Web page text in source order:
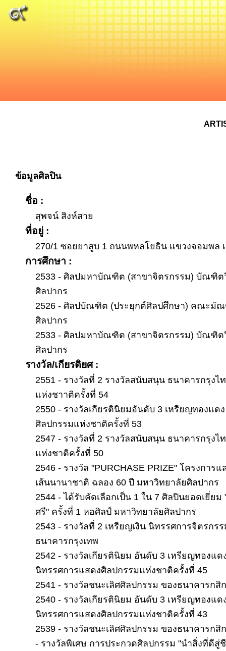
ข้อมูลศิลปิน
ชื่อ :
สุพจน์ สิงห์สาย
ที่อยู่ :
270/1 ซอยยาสูบ 1 ถนนพหลโยธิน แขวงจอมพล
การศึกษา :
2533 - ศิลปมหาบัณฑิต (สาขาจิตรกรรม) บัณฑิต
ศิลปากร
2526 - ศิลปบัณฑิต (ประยุกต์ศิลปศึกษา) คณะมั
ศิลปากร
2533 - ศิลปมหาบัณฑิต (สาขาจิตรกรรม) บัณฑิต
ศิลปากร
รางวัล/เกียรติยศ :
2551 - รางวัลที่ 2 รางวัลสนับสนุน ธนาคารกรุง
แห่งชาาติครั้งที่ 54
2550 - รางวัลเกียรตินิยมอันดับ 3 เหรียญทองแด
ศิลปกรรมแห่งชาติครั้งที่ 53
2547 - รางวัลที่ 2 รางวัลสนับสนุน ธนาคารกรุง
แห่งชาติครั้งที่ 50
2546 - รางวัล "PURCHASE PRIZE" โครงการ
เส้นนานาชาติ ฉลอง 60 ปี มหาวิทยาลัยศิลปากร
2544 - ได้รับคัดเลือกเป็น 1 ใน 7 ศิลปินยอดเยี่ย
ศรี" ครั้งที่ 1 หอศิลป์ มหาวิทยาลัยศิลปากร
2543 - รางวัลที่ 2 เหรียญเงิน นิทรรศการจิตรกร
ธนาคารกรุงเทพ
2542 - รางวัลเกียรตินิยม อันดับ 3 เหรียญทองแด
นิทรรศการแสดงศิลปกรรมแห่งชาติครั้งที่ 45
2541 - รางวัลชนะเลิศศิลปกรรม ของธนาคารกสิ
2540 - รางวัลเกียรตินิยม อันดับ 3 เหรียญทองแด
นิทรรศการแสดงศิลปกรรมแห่งชาติครั้งที่ 43
2539 - รางวัลชนะเลิศศิลปกรรม ของธนาคารกสิ
- รางวัลพิเศษ การประกวดศิลปกรรม "นำสิ่งที่ดีสู่